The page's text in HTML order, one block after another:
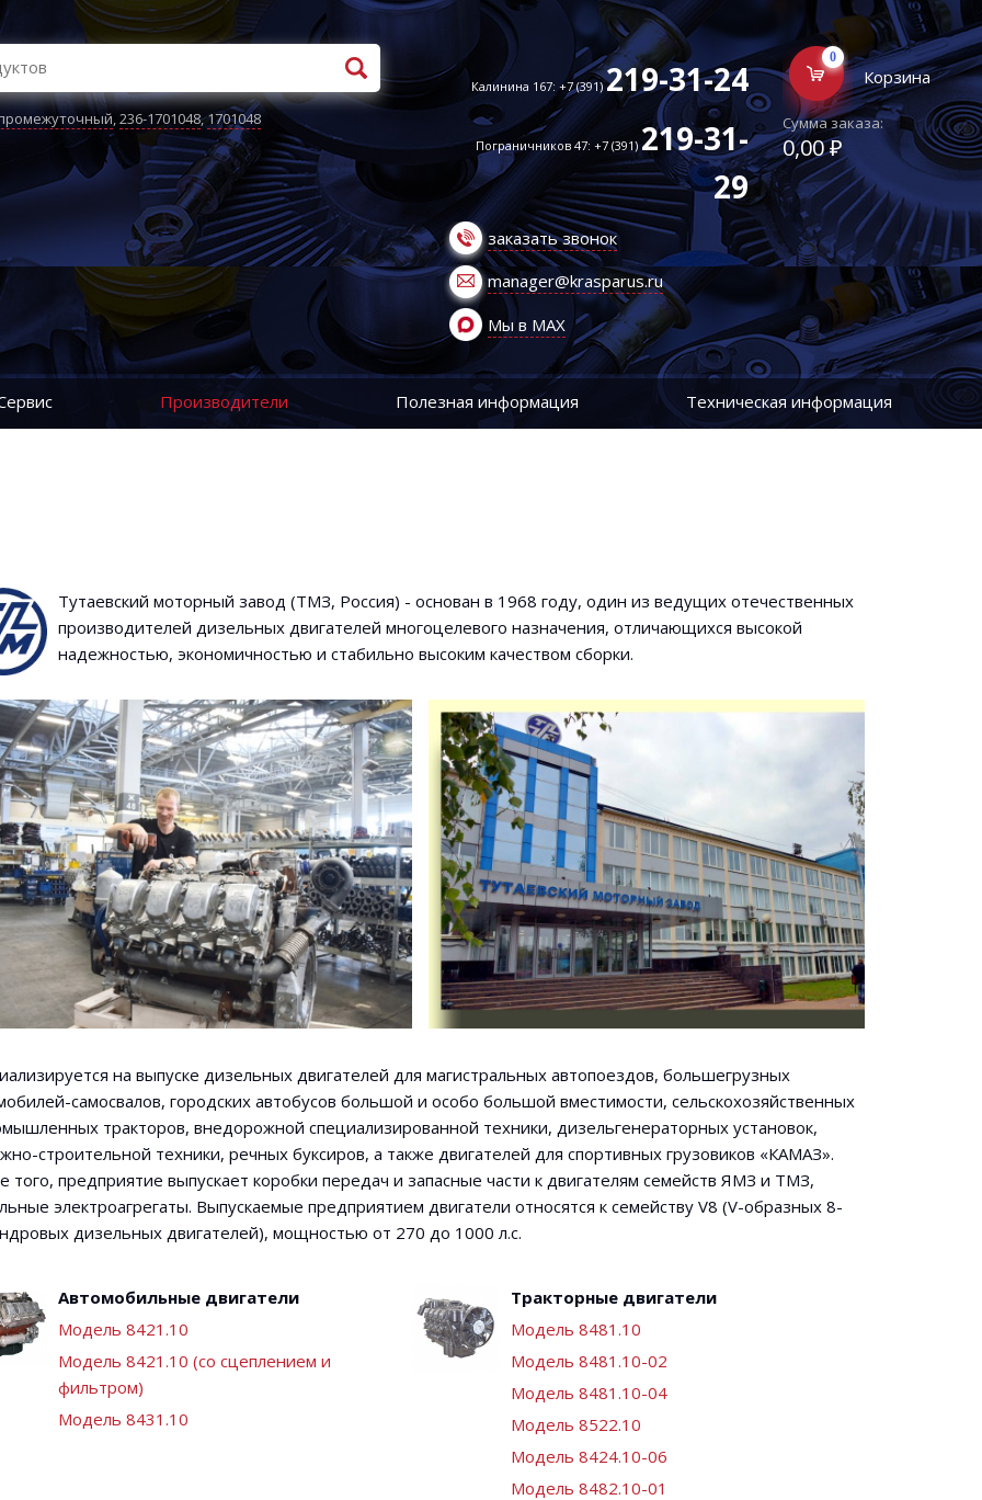
,236-1701048,1701048
Калинина 167: +7 (391)219-31-24
Пограничников 47: +7 (391)219-31-
29
заказать звонок
manager@krasparus.ru
Мы в MAX
0
Корзина
Сумма заказа:
0,00 ₽
Производители Полезная информация Техническая информация
Тутаевский моторный завод (ТМЗ, Россия) - основан в 1968 году, один из ведущих отечественных
производителей дизельных двигателей многоцелевого назначения, отличающихся высокой
надежностью, экономичностью и стабильно высоким качеством сборки.
на выпуске дизельных двигателей для магистральных автопоездов, большегрузных
самосвалов, городских автобусов большой и особо большой вместимости, сельскохозяйственных
тракторов, внедорожной специализированной техники, дизельгенераторных установок,
строительной техники, речных буксиров, а также двигателей для спортивных грузовиков «КАМАЗ».
того, предприятие выпускает коробки передач и запасные части к двигателям семейств ЯМЗ и ТМЗ,
электроагрегаты. Выпускаемые предприятием двигатели относятся к семейству V8 (V-образных 8-
дизельных двигателей), мощностью от 270 до 1000 л.с.
Автомобильные двигатели
Модель 8421.10
Модель 8421.10 (со сцеплением и
фильтром)
Модель 8431.10
Тракторные двигатели
Модель 8481.10
Модель 8481.10-02
Модель 8481.10-04
Модель 8522.10
Модель 8424.10-06
Модель 8482.10-01